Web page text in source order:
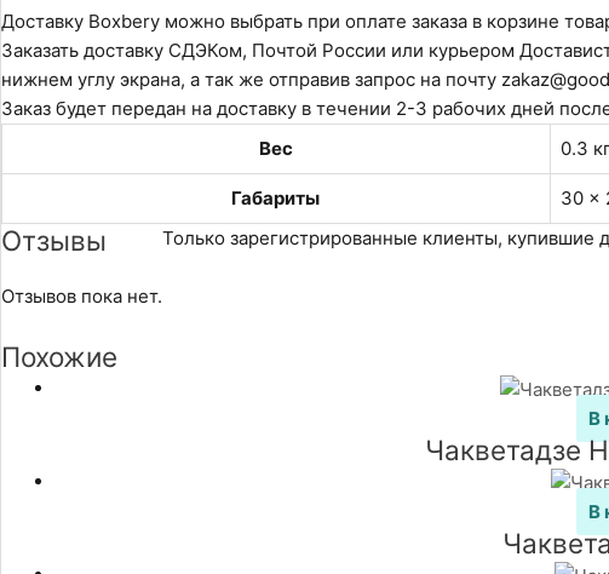
корзине.
Доставку Boxbery можно выбрать при оплате заказа в корзине
Заказать доставку СДЭКом, Почтой России или курьером
нижнем углу экрана, а так же отправив запрос на почту
Заказ будет передан на доставку в течении 2-3 рабочих дней
Вес
0.3
Габариты 30 ×
Отзывы
Отзывов пока нет.
Только зарегистрированные клиенты, купившие
Похожие
В
Чакветадзе
В